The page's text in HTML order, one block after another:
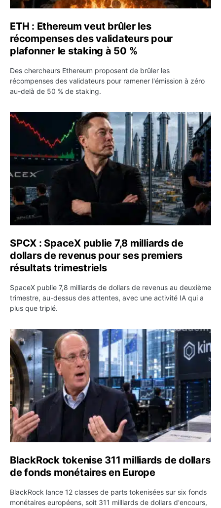
ETH : Ethereum veut brûler les
récompenses des validateurs pour
plafonner le staking à 50 %
Des chercheurs Ethereum proposent de brûler les
récompenses des validateurs pour ramener l'émission à zéro
au-delà de 50 % de staking.
SPCX : SpaceX publie 7,8 milliards de dollars de
SPCX : SpaceX publie 7,8 milliards de
dollars de revenus pour ses premiers
résultats trimestriels
SpaceX publie 7,8 milliards de dollars de revenus au deuxième
trimestre, au-dessus des attentes, avec une activité IA qui a
plus que triplé.
BlackRock tokenise 311 milliards de dollars de fonds
BlackRock tokenise 311 milliards de dollars
de fonds monétaires en Europe
BlackRock lance 12 classes de parts tokenisées sur six fonds
monétaires européens, soit 311 milliards de dollars d'encours,